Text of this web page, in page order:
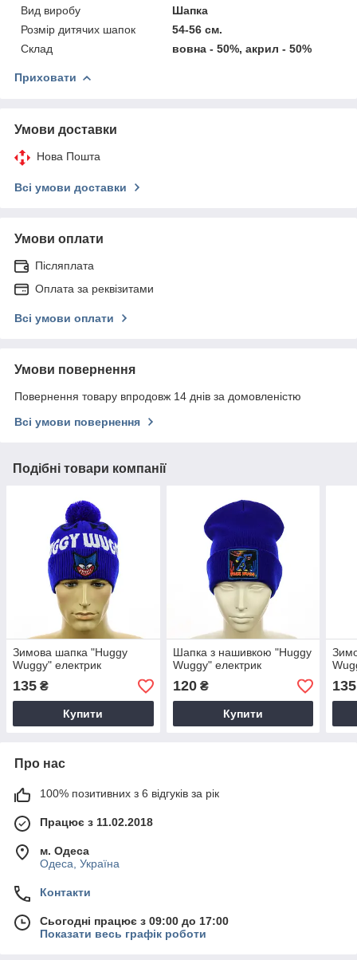
Вид виробу
Шапка
Розмір дитячих шапок
54-56 см.
Склад
вовна - 50%, акрил - 50%
Приховати
Умови доставки
Нова Пошта
Всі умови доставки
Умови оплати
Післяплата
Оплата за реквізитами
Всі умови оплати
Умови повернення
Повернення товару впродовж 14 днів за домовленістю
Всі умови повернення
Подібні товари компанії
Зимова шапка "Huggy
Wuggy" електрик
135 ₴
Купити
Шапка з нашивкою "Huggy
Wuggy" електрик
120₴
Купити
135
Про нас
100% позитивних з 6 відгуків за рік
Працює з 11.02.2018
м. Одеса
Одеса, Україна
Контакти
Сьогодні працює з 09:00 до 17:00
Показати весь графік роботи